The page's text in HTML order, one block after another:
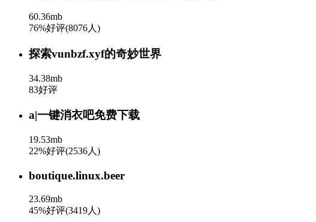
60.36mb
76%好评(8076人)
探索vunbzf.xyf的奇妙世界
34.38mb
83好评
a|一键消衣吧免费下载
19.53mb
22%好评(2536人)
boutique.linux.beer
23.69mb
45%好评(3419人)